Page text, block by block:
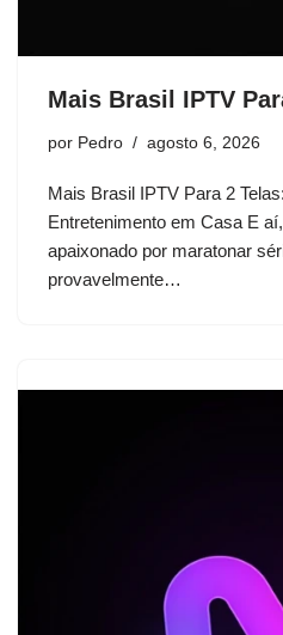
Mais Brasil IPTV
por Pedro agosto 6, 2026
Mais Brasil IPTV Para 2
Entretenimento em Casa E
apaixonado por maratonar
provavelmente…